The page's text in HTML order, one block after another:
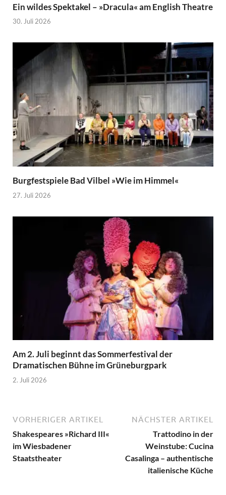
Ein wildes Spektakel – »Dracula« am English Theatre
30. Juli 2026
Burgfestspiele Bad Vilbel »Wie im Himmel«
27. Juli 2026
Am 2. Juli beginnt das Sommerfestival der
Dramatischen Bühne im Grüneburgpark
2. Juli 2026
VORHERIGER ARTIKEL
Shakespeares »Richard III«
im Wiesbadener
Staatstheater
NÄCHSTER ARTIKEL
Trattodino in der
Weinstube: Cucina
Casalinga – authentische
italienische Küche